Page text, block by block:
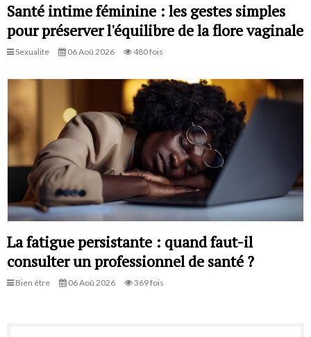
Santé intime féminine : les gestes simples
pour préserver l'équilibre de la flore vaginale
Sexualite 06 Aoû 2026 480 fois
La fatigue persistante : quand faut-il
consulter un professionnel de santé ?
Bien être 06 Aoû 2026 369 fois